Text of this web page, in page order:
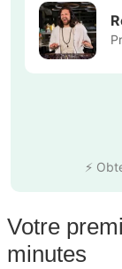
⚡
Votre
minutes